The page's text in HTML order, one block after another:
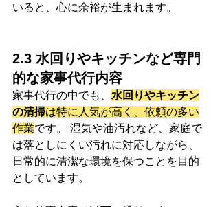
いると、心に余裕が生まれます。
2.3 水回りやキッチンなど専門
的な家事代行内容
家事代行の中でも、 水回りやキッチン
の清掃は特に人気が高く、依頼の多い
作業です。 湿気や油汚れなど、家庭で
は落としにくい汚れに対応しながら、
日常的に清潔な環境を保つことを目的
としています。